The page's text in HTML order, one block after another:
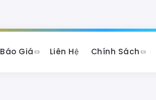
Báo Giá Liên Hệ Chính Sách